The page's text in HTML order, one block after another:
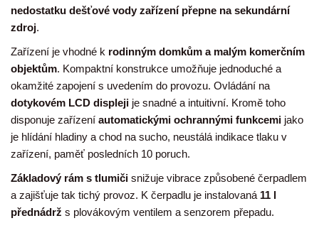
nedostatku dešťové vody zařízení přepne na sekundární
zdroj.
Zařízení je vhodné k rodinným domkům a malým komerčním
objektům. Kompaktní konstrukce umožňuje jednoduché a
okamžité zapojení s uvedením do provozu. Ovládání na
dotykovém LCD displeji je snadné a intuitivní. Kromě toho
disponuje zařízení automatickými ochrannými funkcemi jako
je hlídání hladiny a chod na sucho, neustálá indikace tlaku v
zařízení, paměť posledních 10 poruch.
Základový rám s tlumiči snižuje vibrace způsobené čerpadlem
a zajišťuje tak tichý provoz. K čerpadlu je instalovaná 11 l
přednádrž s plovákovým ventilem a senzorem přepadu.